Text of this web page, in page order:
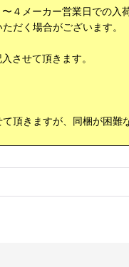
４メーカー営業日での入
だく場合がございます。
させて頂きます。
頂きますが、同梱が困難